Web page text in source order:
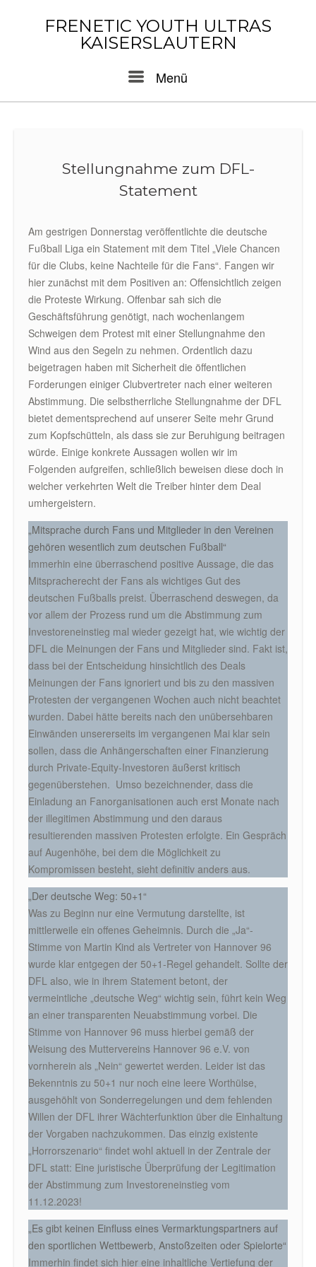
FRENETIC YOUTH ULTRAS
KAISERSLAUTERN
Menü
Stellungnahme zum DFL-
Statement
Am gestrigen Donnerstag veröffentlichte die deutsche
Fußball Liga ein Statement mit dem Titel „Viele Chancen
für die Clubs, keine Nachteile für die Fans“. Fangen wir
hier zunächst mit dem Positiven an: Offensichtlich zeigen
die Proteste Wirkung. Offenbar sah sich die
Geschäftsführung genötigt, nach wochenlangem
Schweigen dem Protest mit einer Stellungnahme den
Wind aus den Segeln zu nehmen. Ordentlich dazu
beigetragen haben mit Sicherheit die öffentlichen
Forderungen einiger Clubvertreter nach einer weiteren
Abstimmung. Die selbstherrliche Stellungnahme der DFL
bietet dementsprechend auf unserer Seite mehr Grund
zum Kopfschütteln, als dass sie zur Beruhigung beitragen
würde. Einige konkrete Aussagen wollen wir im
Folgenden aufgreifen, schließlich beweisen diese doch in
welcher verkehrten Welt die Treiber hinter dem Deal
umhergeistern.
„Mitsprache durch Fans und Mitglieder in den Vereinen
gehören wesentlich zum deutschen Fußball“
Immerhin eine überraschend positive Aussage, die das
Mitspracherecht der Fans als wichtiges Gut des
deutschen Fußballs preist. Überraschend deswegen, da
vor allem der Prozess rund um die Abstimmung zum
Investoreneinstieg mal wieder gezeigt hat, wie wichtig der
DFL die Meinungen der Fans und Mitglieder sind. Fakt ist,
dass bei der Entscheidung hinsichtlich des Deals
Meinungen der Fans ignoriert und bis zu den massiven
Protesten der vergangenen Wochen auch nicht beachtet
wurden. Dabei hätte bereits nach den unübersehbaren
Einwänden unsererseits im vergangenen Mai klar sein
sollen, dass die Anhängerschaften einer Finanzierung
durch Private-Equity-Investoren äußerst kritisch
gegenüberstehen. Umso bezeichnender, dass die
Einladung an Fanorganisationen auch erst Monate nach
der illegitimen Abstimmung und den daraus
resultierenden massiven Protesten erfolgte. Ein Gespräch
auf Augenhöhe, bei dem die Möglichkeit zu
Kompromissen besteht, sieht definitiv anders aus.
„Der deutsche Weg: 50+1“
Was zu Beginn nur eine Vermutung darstellte, ist
mittlerweile ein offenes Geheimnis. Durch die „Ja“-
Stimme von Martin Kind als Vertreter von Hannover 96
wurde klar entgegen der 50+1-Regel gehandelt. Sollte der
DFL also, wie in ihrem Statement betont, der
vermeintliche „deutsche Weg“ wichtig sein, führt kein Weg
an einer transparenten Neuabstimmung vorbei. Die
Stimme von Hannover 96 muss hierbei gemäß der
Weisung des Muttervereins Hannover 96 e.V. von
vornherein als „Nein“ gewertet werden. Leider ist das
Bekenntnis zu 50+1 nur noch eine leere Worthülse,
ausgehöhlt von Sonderregelungen und dem fehlenden
Willen der DFL ihrer Wächterfunktion über die Einhaltung
der Vorgaben nachzukommen. Das einzig existente
„Horrorszenario“ findet wohl aktuell in der Zentrale der
DFL statt: Eine juristische Überprüfung der Legitimation
der Abstimmung zum Investoreneinstieg vom
11.12.2023!
„Es gibt keinen Einfluss eines Vermarktungspartners auf
den sportlichen Wettbewerb, Anstoßzeiten oder Spielorte“
Immerhin findet sich hier eine inhaltliche Vertiefung der